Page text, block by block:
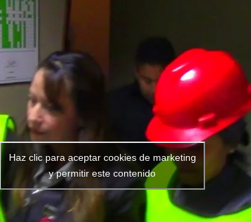
Haz clic para aceptar cookies de marketing
y permitir este contenido